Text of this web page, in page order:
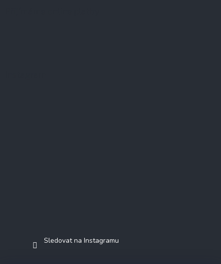
Sledovat na Instagramu